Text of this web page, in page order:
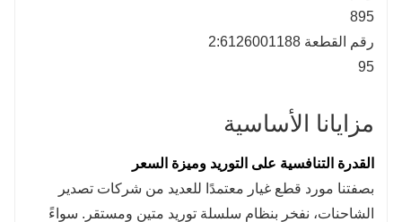
895
رقم القطعة 2:6126001188
95
مزايانا الأساسية
القدرة التنافسية على التوريد وميزة السعر
بصفتنا مورد قطع غيار معتمدًا للعديد من شركات تصدير
الشاحنات، نفخر بنظام سلسلة توريد متين ومستقر. سواءً